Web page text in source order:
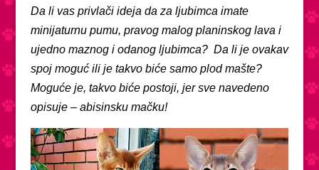
Da li vas privlači ideja da za ljubimca imate
minijaturnu pumu, pravog malog planinskog lava i
ujedno maznog i odanog ljubimca? Da li je ovakav
spoj moguć ili je takvo biće samo plod mašte?
Moguće je, takvo biće postoji, jer sve navedeno
opisuje – abisinsku mačku!